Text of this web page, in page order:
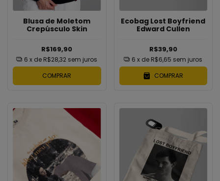
Blusa de Moletom
Crepúsculo Skin
R$169,90
6 x de R$28,32 sem juros
COMPRAR
Ecobag Lost Boyfriend
Edward Cullen
R$39,90
6 x de R$6,65 sem juros
COMPRAR